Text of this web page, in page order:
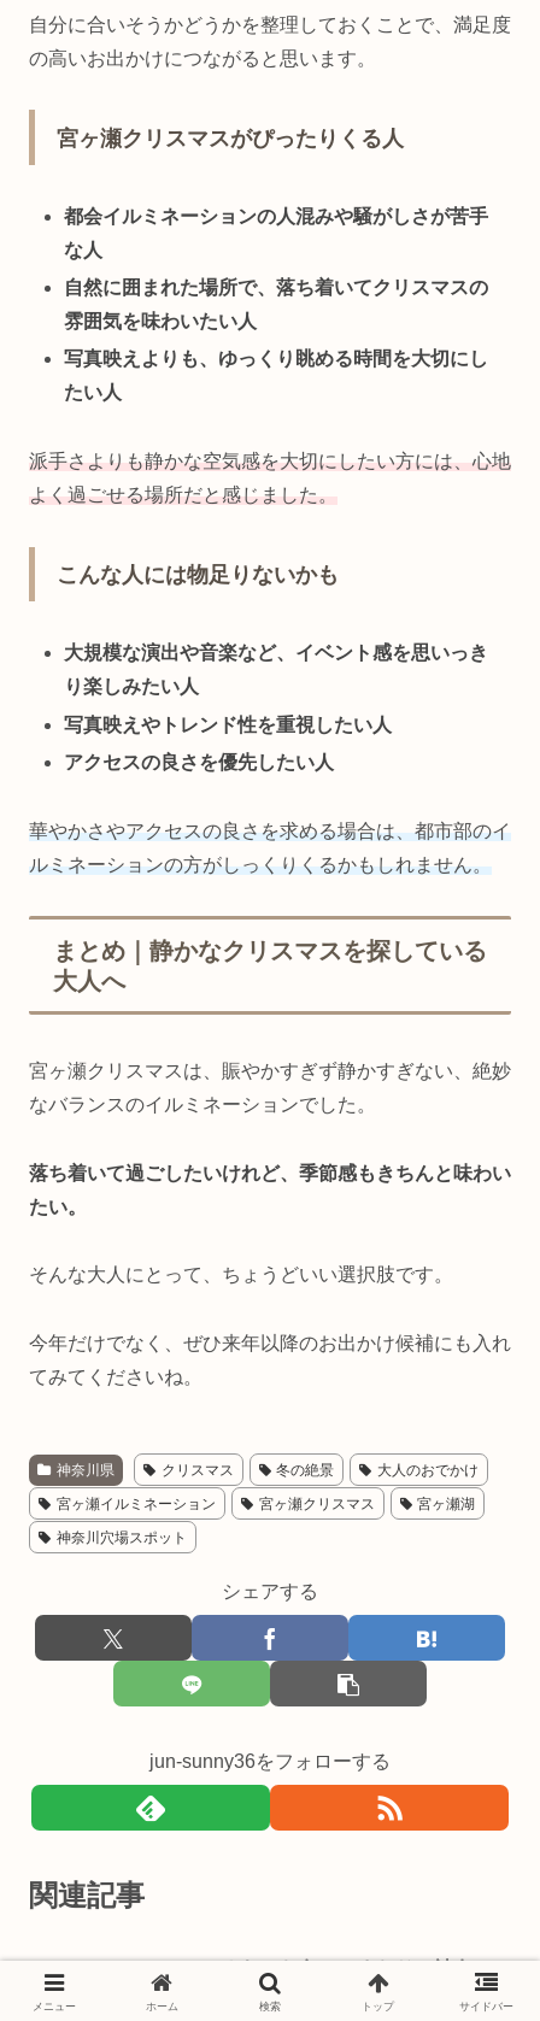
自分に合いそうかどうかを整理しておくことで、満足度
の高いお出かけにつながると思います。
宮ヶ瀬クリスマスがぴったりくる人
都会イルミネーションの人混みや騒がしさが苦手
な人
自然に囲まれた場所で、落ち着いてクリスマスの
雰囲気を味わいたい人
写真映えよりも、ゆっくり眺める時間を大切にし
たい人
派手さよりも静かな空気感を大切にしたい方には、心地
よく過ごせる場所だと感じました。
こんな人には物足りないかも
大規模な演出や音楽など、イベント感を思いっき
り楽しみたい人
写真映えやトレンド性を重視したい人
アクセスの良さを優先したい人
華やかさやアクセスの良さを求める場合は、都市部のイ
ルミネーションの方がしっくりくるかもしれません。
まとめ｜静かなクリスマスを探している
大人へ
宮ヶ瀬クリスマスは、賑やかすぎず静かすぎない、絶妙
なバランスのイルミネーションでした。
落ち着いて過ごしたいけれど、季節感もきちんと味わい
たい。
そんな大人にとって、ちょうどいい選択肢です。
今年だけでなく、ぜひ来年以降のお出かけ候補にも入れ
てみてくださいね。
神奈川県 クリスマス 冬の絶景 大人のおでかけ
宮ヶ瀬イルミネーション 宮ヶ瀬クリスマス
宮ヶ瀬湖
神奈川穴場スポット
シェアする
jun-sunny36をフォローする
関連記事
神奈川県
さむかわ冬のひまわり（神奈
川・寒川町）｜呼吸を忘れるほ
ど美しい、絵画のような冬風景
メニュー ホーム 検索 トップ サイドバー